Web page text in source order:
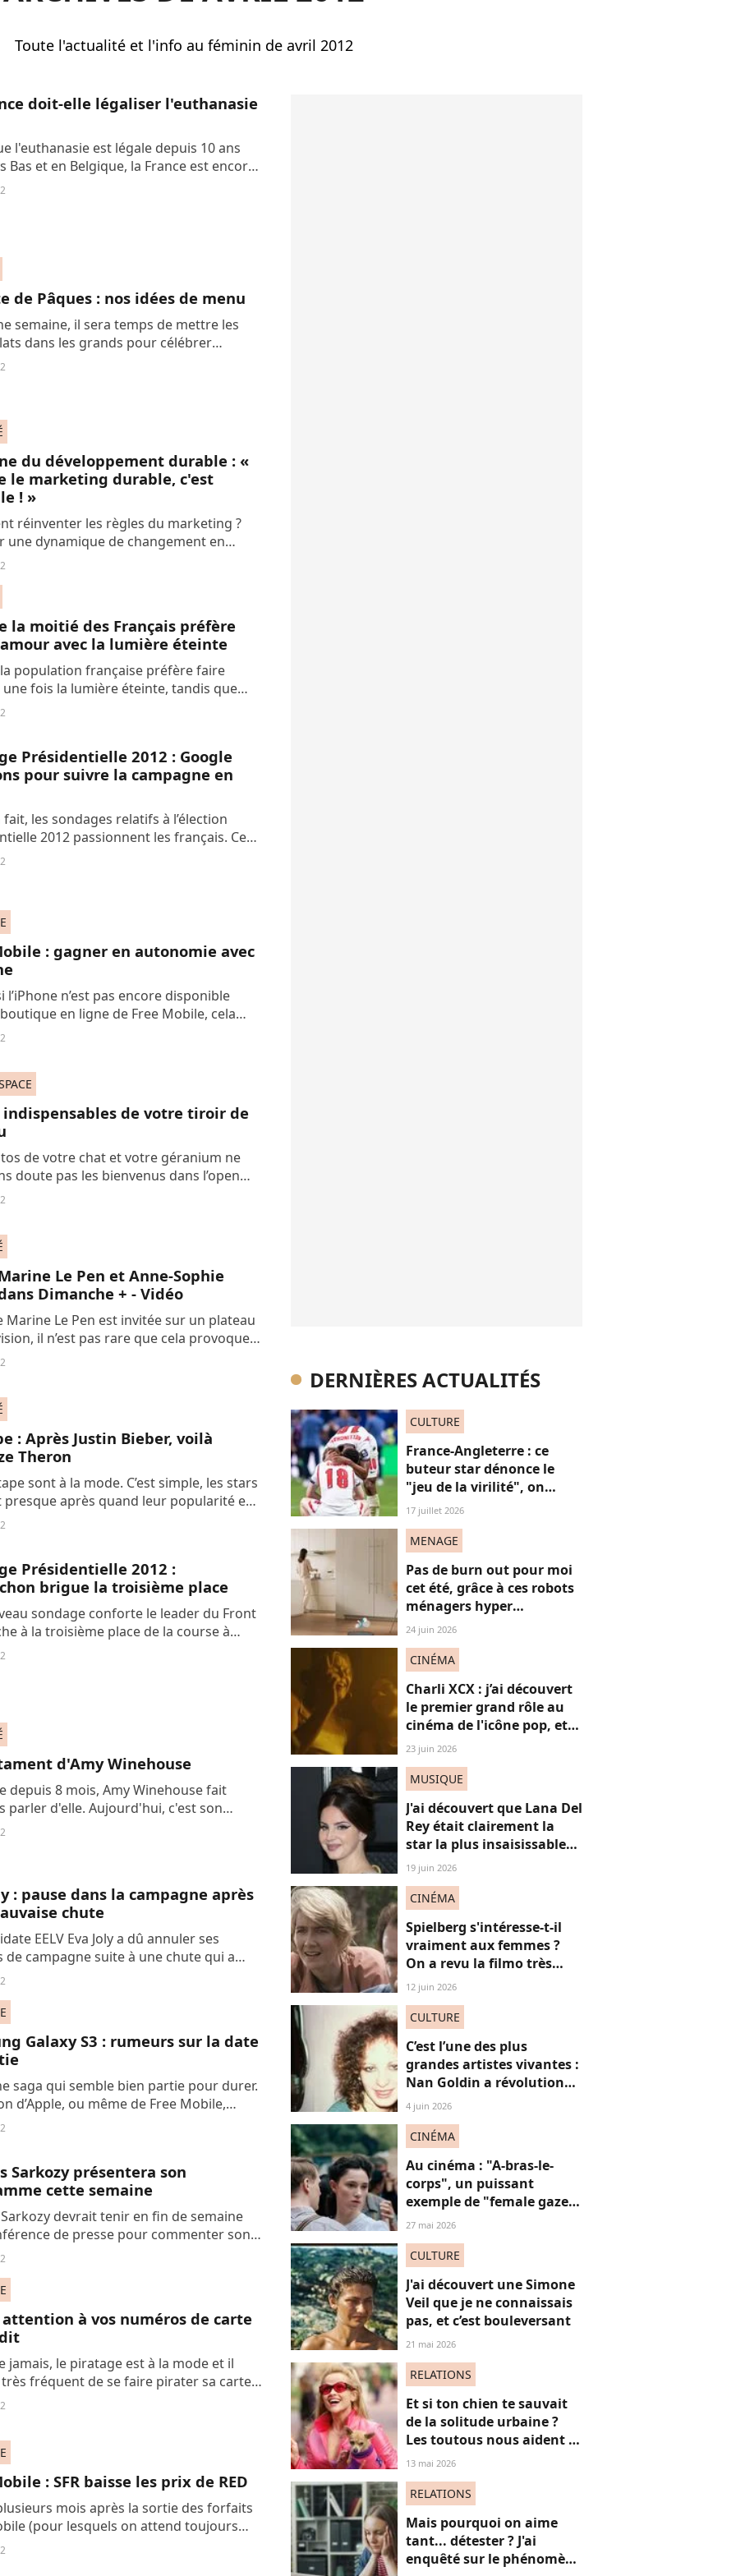
Toute l'actualité et l'info au féminin de avril 2012
doit-elle légaliser l'euthanasie
l'euthanasie est légale depuis 10 ans
Bas et en Belgique, la France est encore
tranché. Mi-février, le premier rapport
de Pâques : nos idées de menu
semaine, il sera temps de mettre les
dans les grands pour célébrer
Alors si vous êtes un peu en panne
du développement durable : «
le marketing durable, c'est
! »
réinventer les règles du marketing ?
une dynamique de changement en
des enjeux du développement
la moitié des Français préfère
avec la lumière éteinte
la population française préfère faire
fois la lumière éteinte, tandis que
utiliser des accessoires. La musique
Présidentielle 2012 : Google
pour suivre la campagne en
fait, les sondages relatifs à l’élection
2012 passionnent les français. Ces
qui se disent pourtant fatigués
: gagner en autonomie avec
l’iPhone n’est pas encore disponible
en ligne de Free Mobile, cela
évidemment pas d’utiliser un iPhone
indispensables de votre tiroir de
de votre chat et votre géranium ne
doute pas les bienvenus dans l’open
rien ne vous empêche de vous sentir
Le Pen et Anne-Sophie
Dimanche + - Vidéo
Marine Le Pen est invitée sur un plateau
il n’est pas rare que cela provoque
vagues. Ce fut une nouvelle fois le cas
: Après Justin Bieber, voilà
Theron
sont à la mode. C’est simple, les stars
presque après quand leur popularité est
Après Kim Kardashian ou encore Paris
Présidentielle 2012 :
brigue la troisième place
sondage conforte le leader du Front
à la troisième place de la course à
derrière François Hollande en tête de
d'Amy Winehouse
depuis 8 mois, Amy Winehouse fait
parler d'elle. Aujourd'hui, c'est son
qui fait les gros titres.
: pause dans la campagne après
chute
EELV Eva Joly a dû annuler ses
de campagne suite à une chute qui a
son hospitalisation.
Galaxy S3 : rumeurs sur la date
saga qui semble bien partie pour durer.
d’Apple, ou même de Free Mobile,
semble vouloir garder le secret autour
Sarkozy présentera son
cette semaine
devrait tenir en fin de semaine
de presse pour commenter son
Avec cet exercice, le président
attention à vos numéros de carte
jamais, le piratage est à la mode et il
fréquent de se faire pirater sa carte
des chercheurs de l’université
: SFR baisse les prix de RED
mois après la sortie des forfaits
(pour lesquels on attend toujours
4S), les autres opérateurs continuent de
DERNIÈRES ACTUALITÉS
CULTURE
France-Angleterre : ce
buteur star dénonce le
"jeu de la virilité", on
décrypte ses mots pas très
17 juillet 2026
MENAGE
Pas de burn out pour moi
cet été, grâce à ces robots
ménagers hyper
performants
24 juin 2026
CINÉMA
Charli XCX : j’ai découvert
le premier grand rôle au
cinéma de l'icône pop, et
c'est un vrai OVNI
23 juin 2026
MUSIQUE
J'ai découvert que Lana Del
Rey était clairement la
star la plus insaisissable
de la pop, et voici
19 juin 2026
CINÉMA
Spielberg s'intéresse-t-il
vraiment aux femmes ?
On a revu la filmo très
masculine du maestro
12 juin 2026
CULTURE
C’est l’une des plus
grandes artistes vivantes :
Nan Goldin a révolutionné
mon regard, voici
4 juin 2026
CINÉMA
Au cinéma : "A-bras-le-
corps", un puissant
exemple de "female gaze"
à voir à tout prix
27 mai 2026
CULTURE
J'ai découvert une Simone
Veil que je ne connaissais
pas, et c’est bouleversant
21 mai 2026
RELATIONS
Et si ton chien te sauvait
de la solitude urbaine ?
Les toutous nous aident à
créer du lien avec des
politique)
13 mai 2026
RELATIONS
Mais pourquoi on aime
tant... détester ? J'ai
enquêté sur le phénomène